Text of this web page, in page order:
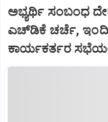
ಅಭ್ಯರ್ಥಿ ಸಂಬಂಧ
ಎಚ್‌ಡಿಕೆ ಚರ್ಚೆ,
ಕಾರ್ಯಕರ್ತರ